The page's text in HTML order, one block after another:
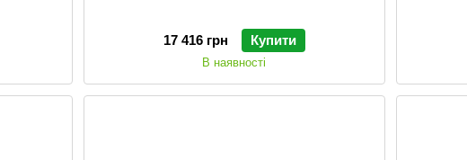
17 416 грн Купити
В наявності